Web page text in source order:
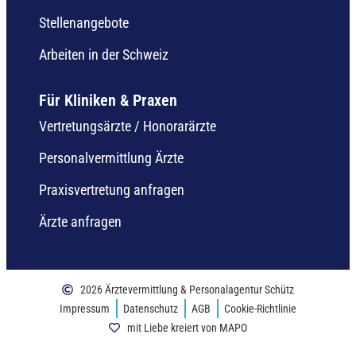
Stellenangebote
Arbeiten in der Schweiz
Für Kliniken & Praxen
Vertretungsärzte / Honorarärzte
Personalvermittlung Ärzte
Praxisvertretung anfragen
Ärzte anfragen
2026 Ärztevermittlung & Personalagentur Schütz
Impressum
Datenschutz AGB
Cookie-Richtlinie
mit Liebe kreiert von MAPO